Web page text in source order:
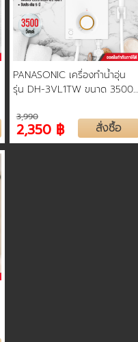
PANASONIC เครื่องทำน้ำอุ่น
รุ่น DH-3VL1TW ขนาด 3500
ประกัน 5 ปี
3,990
2,350 ฿ สั่งซื้อ